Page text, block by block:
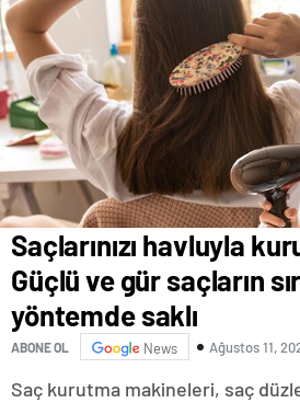
Saçlarınızı havluyla
Güçlü ve gür saçların
yöntemde saklı
ABONE OL News Ağustos 11,
Saç kurutma makineleri, saç